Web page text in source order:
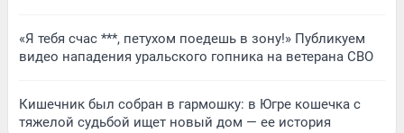
«Я тебя счас ***, петухом поедешь в зону!» Публикуем
видео нападения уральского гопника на ветерана СВО
Кишечник был собран в гармошку: в Югре кошечка с
тяжелой судьбой ищет новый дом — ее история